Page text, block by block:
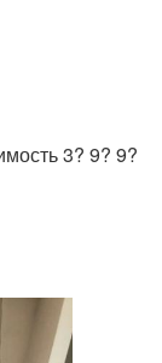
3? 9? 9?